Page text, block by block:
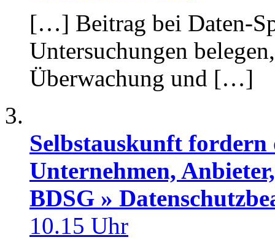
[…] Beitrag bei Daten-
Untersuchungen
Überwachung und […]
Selbstauskunft fordern
Unternehmen,
BDSG »
10.15 Uhr